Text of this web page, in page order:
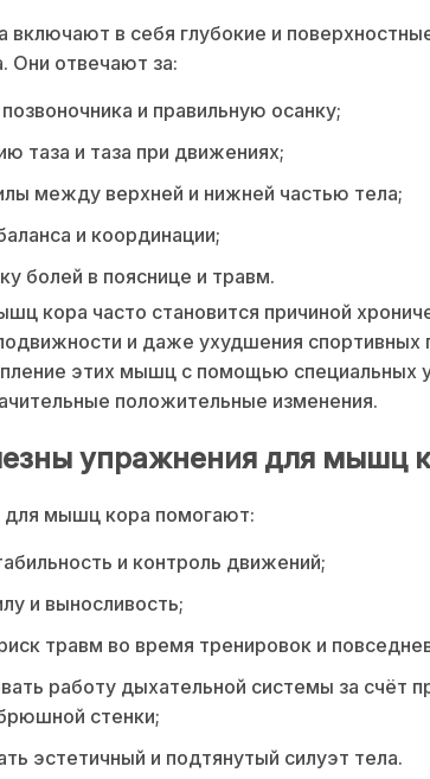
в себя глубокие и
Они отвечают за:
и правильную осанку;
таза и таза при движениях;
между верхней и нижней частью тела;
и координации;
болей в пояснице и травм.
кора часто становится причиной
и даже ухудшения спортивных
этих мышц с помощью специальных
положительные изменения.
упражнения для мышц
для мышц кора помогают:
и контроль движений;
и выносливость;
травм во время тренировок и
работу дыхательной системы за счёт
стенки;
эстетичный и подтянутый силуэт тела.